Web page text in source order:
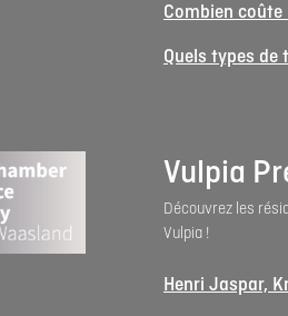
Combien
Quels types
Vulpia
Découvrez les
Vulpia !
Henri Jaspar,